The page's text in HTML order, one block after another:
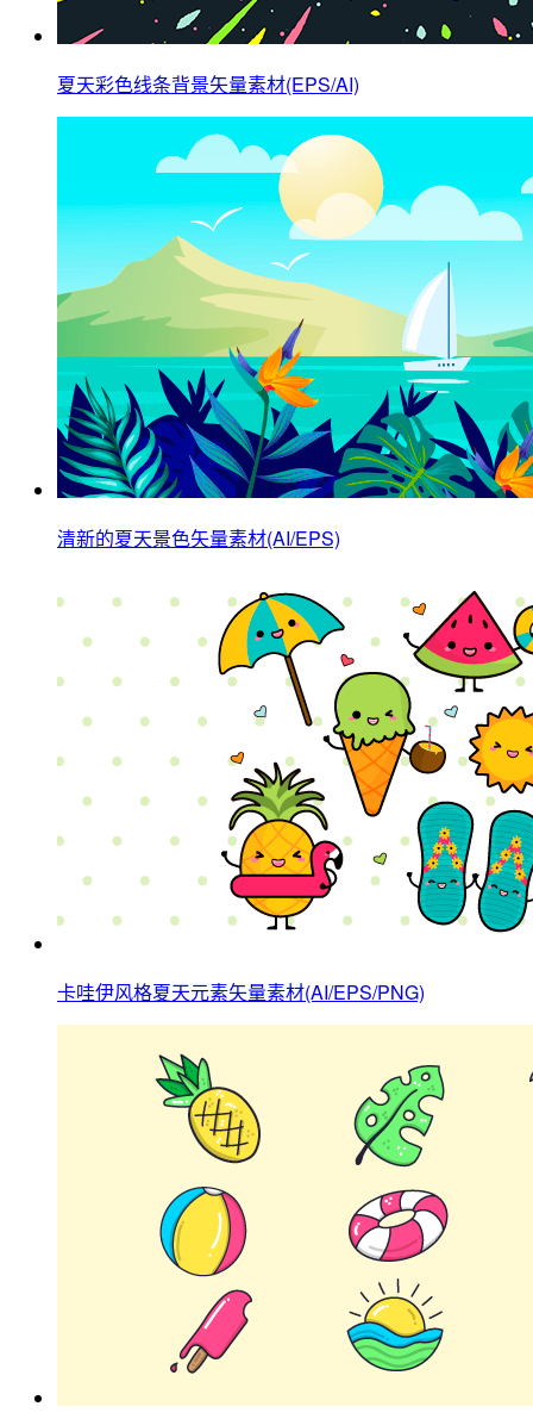
夏天彩色线条背景矢量素材(EPS/AI)
清新的夏天景色矢量素材(AI/EPS)
卡哇伊风格夏天元素矢量素材(AI/EPS/PNG)